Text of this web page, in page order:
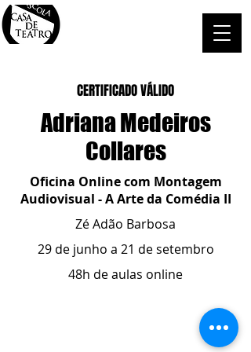
CERTIFICADO VÁLIDO
Adriana Medeiros
Collares
Oficina Online com Montagem
Audiovisual - A Arte da Comédia II
Zé Adão Barbosa
29 de junho a 21 de setembro
48h de aulas online
ESCOLA CASA DE TEATRO
- whatsapp